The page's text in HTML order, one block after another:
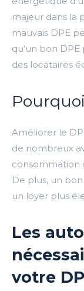
majeur dans la
mauvais DPE
qu’un bon
des locataires
Améliorer le
de nombreux
consommation
De plus, un
un loyer plus
Les
votre